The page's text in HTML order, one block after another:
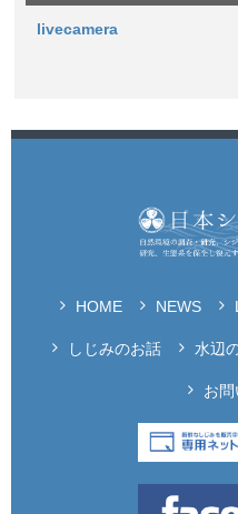
livecamera
HOME NEWS
しじみのお話 水辺
お